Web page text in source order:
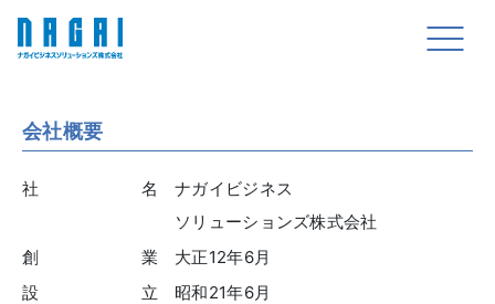
会社概要
社名
ナガイビジネス
ソリューションズ株式会社
創業
大正12年6月
設立
昭和21年6月